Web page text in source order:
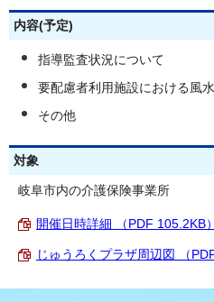
内容(予定)
指導監査状況について
要配慮者利用施設における風
その他
対象
岐阜市内の介護保険事業所
開催日時詳細 （PDF 105.2KB）
じゅうろくプラザ周辺図 （